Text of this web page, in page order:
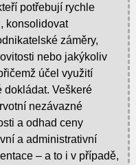
potřebují rychle
konsolidovat
záměry,
nebo jakýkoliv
účel využití
dokládat. Veškeré
nezávazné
a odhad ceny
a administrativní
– a to i v případě,